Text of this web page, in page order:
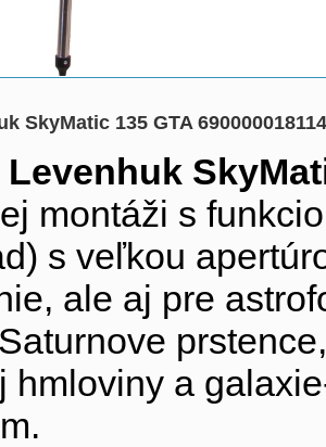
SkyMatic 135 GTA
montáži s
s veľkou
ale aj pre
hmloviny a